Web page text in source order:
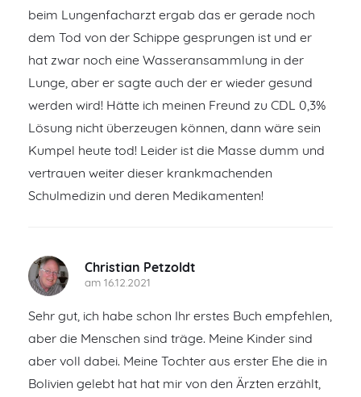
beim Lungenfacharzt ergab das er gerade noch
dem Tod von der Schippe gesprungen ist und er
hat zwar noch eine Wasseransammlung in der
Lunge, aber er sagte auch der er wieder gesund
werden wird! Hätte ich meinen Freund zu CDL 0,3%
Lösung nicht überzeugen können, dann wäre sein
Kumpel heute tod! Leider ist die Masse dumm und
vertrauen weiter dieser krankmachenden
Schulmedizin und deren Medikamenten!
Christian Petzoldt
am 16.12.2021
Sehr gut, ich habe schon Ihr erstes Buch empfehlen,
aber die Menschen sind träge. Meine Kinder sind
aber voll dabei. Meine Tochter aus erster Ehe die in
Bolivien gelebt hat hat mir von den Ärzten erzählt,